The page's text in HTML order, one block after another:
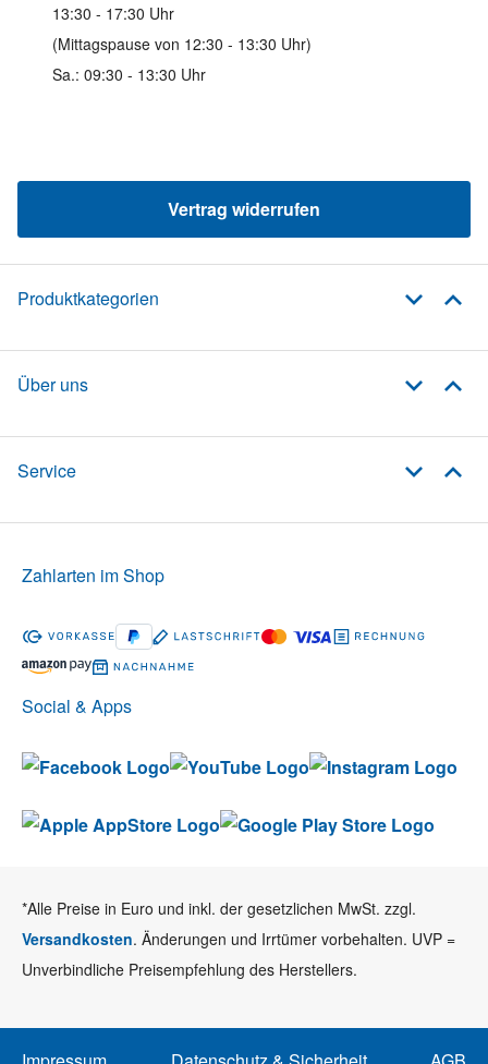
13:30 - 17:30 Uhr
(Mittagspause von 12:30 - 13:30 Uhr)
Sa.: 09:30 - 13:30 Uhr
Vertrag widerrufen
Produktkategorien
Über uns
Service
Social & Apps
Zahlarten im Shop
*Alle Preise in Euro und inkl. der gesetzlichen MwSt. zzgl.
Versandkosten. Änderungen und Irrtümer vorbehalten. UVP =
Unverbindliche Preisempfehlung des Herstellers.